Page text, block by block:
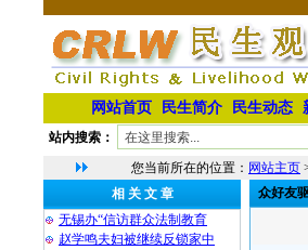
网站首页 民生简介 民生动态
站内搜索：
您当前所在的位置： 网站主页
相 关 文 章
无锡办“信访群众法制教育
赵学鸣夫妇被继续反锁家中
众好友